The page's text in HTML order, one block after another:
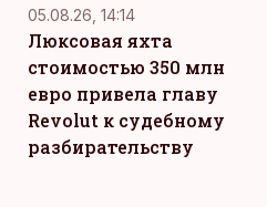
05.08.26, 14:14
Люксовая яхта
стоимостью 350 млн
евро привела главу
Revolut к судебному
разбирательству